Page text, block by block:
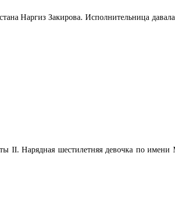
Наргиз Закирова. Исполнительница
II. Нарядная шестилетняя девочка по имени